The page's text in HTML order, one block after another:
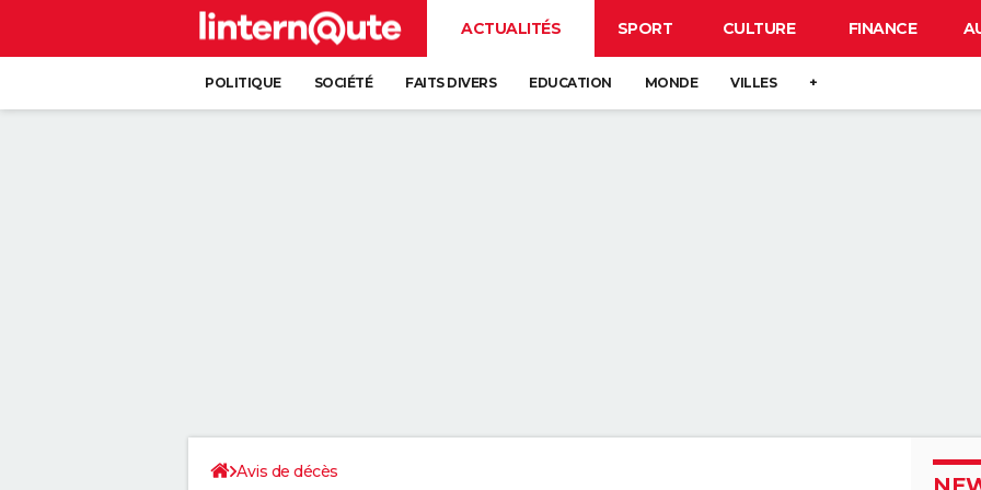
ACTUALITÉS SPORT CULTURE FINANCE
POLITIQUE SOCIÉTÉ FAITS DIVERS EDUCATION MONDE VILLES +
Avis de décès